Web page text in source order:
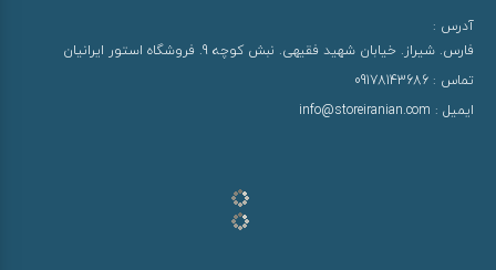
آدرس :
فارس. شیراز. خیابان شهید فقیهی. نبش کوچه 9. فروشگاه استور ایرانیان
تماس : 09178143686
ایمیل : info@storeiranian.com